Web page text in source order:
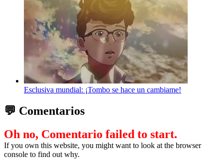
Esclusiva mundial: ¡Tombo se hace un cambiame!
💬 Comentarios
Oh no, Comentario failed to start.
If you own this website, you might want to look at the browser
console to find out why.